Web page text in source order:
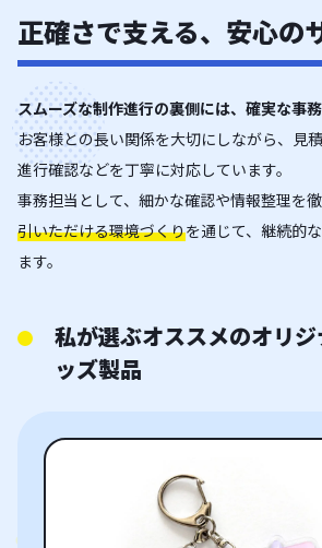
正確さで支える、安心の
スムーズな制作進行の裏側には、確実な事務
お客様との長い関係を大切にしながら、見
進行確認などを丁寧に対応しています。
事務担当として、細かな確認や情報整理を徹
引いただける環境づくりを通じて、継続的
ます。
私が選ぶオススメのオリ
ッズ製品